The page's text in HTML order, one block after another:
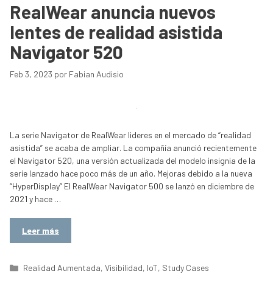
RealWear anuncia nuevos
lentes de realidad asistida
Navigator 520
Feb 3, 2023 por Fabian Audisio
La serie Navigator de RealWear lideres en el mercado de “realidad
asistida” se acaba de ampliar. La compañía anunció recientemente
el Navigator 520, una versión actualizada del modelo insignia de la
serie lanzado hace poco más de un año. Mejoras debido a la nueva
“HyperDisplay” El RealWear Navigator 500 se lanzó en diciembre de
2021 y hace …
Leer más
Categorías
Realidad Aumentada,Visibilidad, IoT, Study Cases